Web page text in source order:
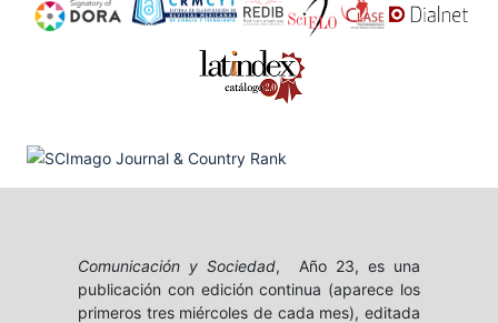
Comunicación y Sociedad, Año 23, es una
publicación con edición continua (aparece los
primeros tres miércoles de cada mes), editada